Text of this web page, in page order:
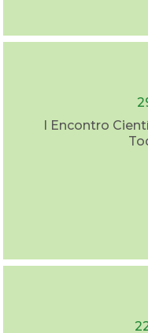
I Encontro